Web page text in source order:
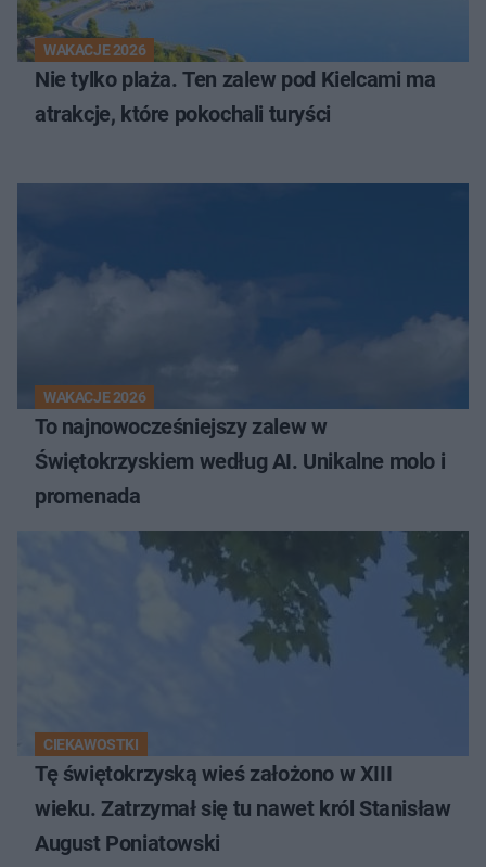
WAKACJE 2026
Nie tylko plaża. Ten zalew pod Kielcami ma
atrakcje, które pokochali turyści
WAKACJE 2026
To najnowocześniejszy zalew w
Świętokrzyskiem według AI. Unikalne molo i
promenada
CIEKAWOSTKI
Tę świętokrzyską wieś założono w XIII
wieku. Zatrzymał się tu nawet król Stanisław
August Poniatowski